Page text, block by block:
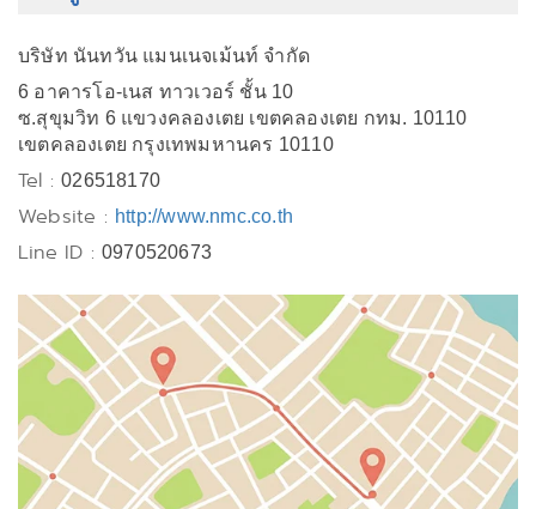
บริษัท นันทวัน แมนเนจเม้นท์ จำกัด
6 อาคารโอ-เนส ทาวเวอร์ ชั้น 10
ซ.สุขุมวิท 6 แขวงคลองเตย เขตคลองเตย กทม. 10110
เขตคลองเตย กรุงเทพมหานคร 10110
Tel :026518170
Website : http://www.nmc.co.th
Line ID : 0970520673